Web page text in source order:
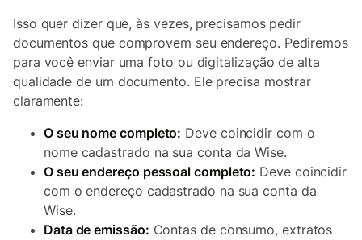
Isso quer dizer que, às vezes, precisamos pedir
documentos que comprovem seu endereço. Pediremos
para você enviar uma foto ou digitalização de alta
qualidade de um documento. Ele precisa mostrar
claramente:
O seu nome completo: Deve coincidir com o
nome cadastrado na sua conta da Wise.
O seu endereço pessoal completo: Deve coincidir
com o endereço cadastrado na sua conta da
Wise.
Data de emissão: Contas de consumo, extratos